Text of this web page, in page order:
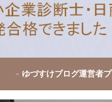
ゆづすけブログ運営者プ